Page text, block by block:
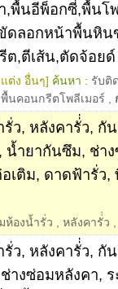
,พื้นอีพ็อกซี่,พื้นโ
ดลอกหน้าพื้นหิ
,ตีเส้น,ตัดจ้อยด์
ต่ง อื่นๆ] ค้นหา : รับติ
พื้นคอนกรีตโพลีเมอร์
ว, หลังคารั่่ว, กั
ำยากันซึม, ช่า
เติม, ดาดฟ้ารั่ว,
ห้องน้ำรั่ว หลังคารั่่ว
ว, หลังคารั่่ว, กั
งซ่อมหลังคา, ร